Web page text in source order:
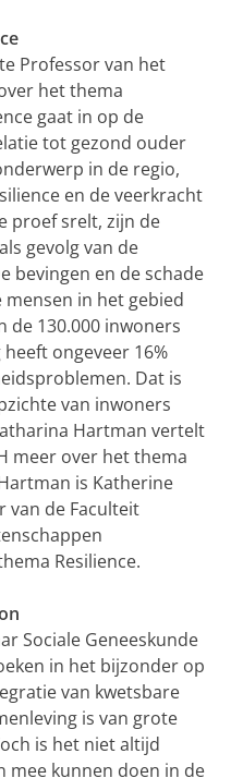
Professor van het
het thema
gaat in op de
tot gezond ouder
in de regio,
en de veerkracht
proef srelt, zijn de
gevolg van de
bevingen en de schade
in het gebied
de 130.000 inwoners
ongeveer 16%
Dat is
van inwoners
Hartman vertelt
meer over het thema
is Katherine
van de Faculteit
Resilience.
Sociale Geneeskunde
in het bijzonder op
van kwetsbare
is van grote
is het niet altijd
mee kunnen doen in de